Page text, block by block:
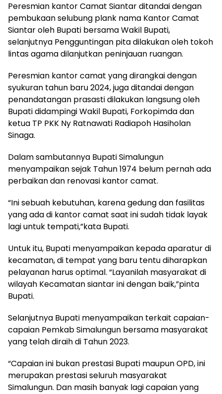
Peresmian kantor Camat Siantar ditandai dengan
pembukaan selubung plank nama Kantor Camat
Siantar oleh Bupati bersama Wakil Bupati,
selanjutnya Pengguntingan pita dilakukan oleh tokoh
lintas agama dilanjutkan peninjauan ruangan.
Peresmian kantor camat yang dirangkai dengan
syukuran tahun baru 2024, juga ditandai dengan
penandatangan prasasti dilakukan langsung oleh
Bupati didampingi Wakil Bupati, Forkopimda dan
ketua TP PKK Ny Ratnawati Radiapoh Hasiholan
Sinaga.
Dalam sambutannya Bupati Simalungun
menyampaikan sejak Tahun 1974 belum pernah ada
perbaikan dan renovasi kantor camat.
“Ini sebuah kebutuhan, karena gedung dan fasilitas
yang ada di kantor camat saat ini sudah tidak layak
lagi untuk tempati,”kata Bupati.
Untuk itu, Bupati menyampaikan kepada aparatur di
kecamatan, di tempat yang baru tentu diharapkan
pelayanan harus optimal. “Layanilah masyarakat di
wilayah Kecamatan siantar ini dengan baik,”pinta
Bupati.
Selanjutnya Bupati menyampaikan terkait capaian-
capaian Pemkab Simalungun bersama masyarakat
yang telah diraih di Tahun 2023.
“Capaian ini bukan prestasi Bupati maupun OPD, ini
merupakan prestasi seluruh masyarakat
Simalungun. Dan masih banyak lagi capaian yang